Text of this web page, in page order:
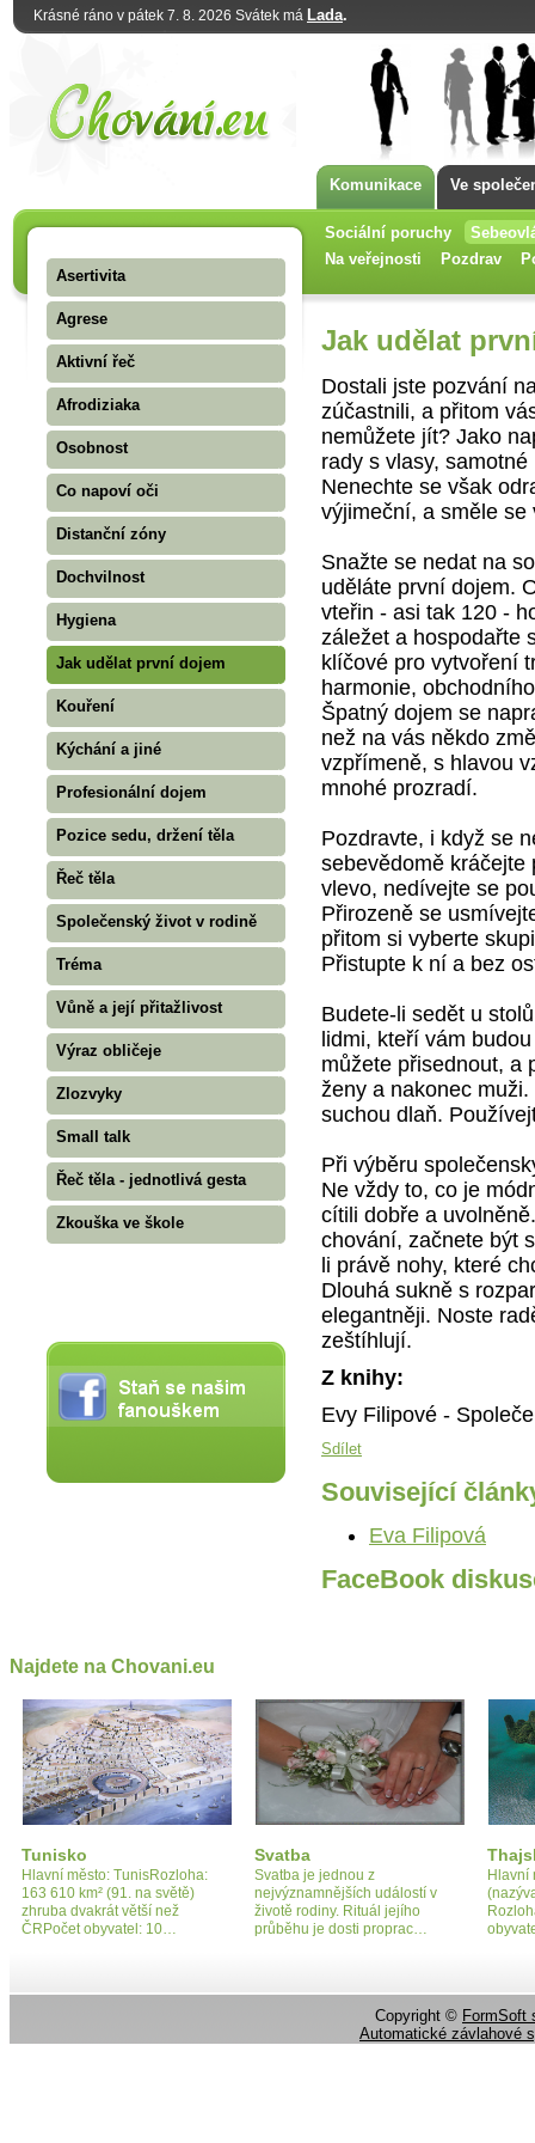
Krásné ráno v pátek 7. 8. 2026 Svátek má Lada.
Komunikace Ve
Sociální poruchy
Na veřejnosti
Pozdrav
Asertivita
Agrese
Aktivní řeč
Afrodiziaka
Osobnost
Co napoví oči
Distanční zóny
Dochvilnost
Hygiena
Jak udělat první dojem
Kouření
Kýchání a jiné
Profesionální dojem
Pozice sedu, držení těla
Řeč těla
Společenský život v rodině
Tréma
Vůně a její přitažlivost
Výraz obličeje
Zlozvyky
Small talk
Řeč těla - jednotlivá gesta
Zkouška ve škole
Jak udělat
Dostali jste pozvání
zúčastnili, a přitom
nemůžete jít? Jako
rady s vlasy,
Nenechte se však
výjimeční, a směle se
Snažte se nedat na
uděláte první dojem.
vteřin - asi tak 120 -
záležet a hospodařte
klíčové pro vytvoření
harmonie,
Špatný dojem se
než na vás někdo
vzpřímeně, s hlavou
mnohé prozradí.
Pozdravte, i když se
sebevědomě kráčejte
vlevo, nedívejte se
Přirozeně se
přitom si vyberte
Přistupte k ní a bez
Budete-li sedět u
lidmi, kteří vám
můžete přisednout, a
ženy a nakonec
suchou dlaň.
Při výběru
Ne vždy to, co je
cítili dobře a
chování, začnete být
li právě nohy, které
Dlouhá sukně s
elegantněji. Noste
zeštíhlují.
Z knihy:
Evy Filipové -
Sdílet
Související
Eva Filipová
FaceBook
Najdete na Chovani.eu
Tunisko
Hlavní město: TunisRozloha:
163 610 km² (91. na světě)
zhruba dvakrát větší než
ČRPočet obyvatel: 10…
Svatba
Svatba je jednou z
nejvýznamnějších událostí v
životě rodiny. Rituál jejího
průběhu je dosti proprac…
Hlavní
Copyright © FormSoft
Automatické závlahové